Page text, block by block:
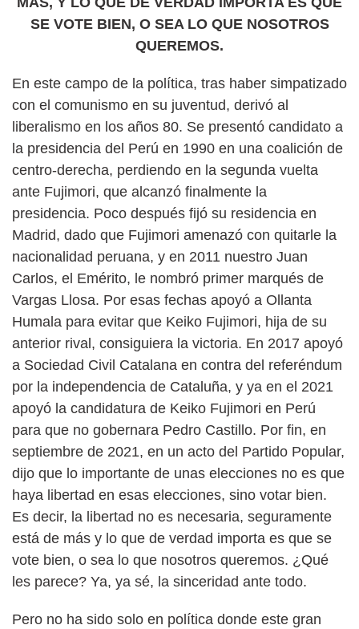
SE VOTE BIEN, O SEA LO QUE NOSOTROS
QUEREMOS.
En este campo de la política, tras haber simpatizado
con el comunismo en su juventud, derivó al
liberalismo en los años 80. Se presentó candidato a
la presidencia del Perú en 1990 en una coalición de
centro-derecha, perdiendo en la segunda vuelta
ante Fujimori, que alcanzó finalmente la
presidencia. Poco después fijó su residencia en
Madrid, dado que Fujimori amenazó con quitarle la
nacionalidad peruana, y en 2011 nuestro Juan
Carlos, el Emérito, le nombró primer marqués de
Vargas Llosa. Por esas fechas apoyó a Ollanta
Humala para evitar que Keiko Fujimori, hija de su
anterior rival, consiguiera la victoria. En 2017 apoyó
a Sociedad Civil Catalana en contra del referéndum
por la independencia de Cataluña, y ya en el 2021
apoyó la candidatura de Keiko Fujimori en Perú
para que no gobernara Pedro Castillo. Por fin, en
septiembre de 2021, en un acto del Partido Popular,
dijo que lo importante de unas elecciones no es que
haya libertad en esas elecciones, sino votar bien.
Es decir, la libertad no es necesaria, seguramente
está de más y lo que de verdad importa es que se
vote bien, o sea lo que nosotros queremos. ¿Qué
les parece? Ya, ya sé, la sinceridad ante todo.
Pero no ha sido solo en política donde este gran